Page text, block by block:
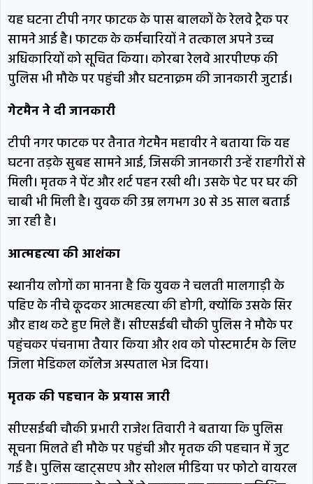
का हुआ चयन
यह घटना टीपी नगर फाटक के पास बालकों के रेलवे ट्रैक पर
सामने आई है। फाटक के कर्मचारियों ने तत्काल अपने उच्च
अधिकारियों को सूचित किया। कोरबा रेलवे आरपीएफ की
पुलिस भी मौके पर पहुंची और घटनाक्रम की जानकारी जुटाई।
गेटमैन ने दी जानकारी
टीपी नगर फाटक पर तैनात गेटमैन महावीर ने बताया कि यह
घटना तड़के सुबह सामने आई, जिसकी जानकारी उन्हें राहगीरों से
मिली। मृतक ने पेंट और शर्ट पहन रखी थी। उसके पेट पर घर की
चाबी भी मिली है। युवक की उम्र लगभग 30 से 35 साल बताई
जा रही है।
आत्महत्या की आशंका
स्थानीय लोगों का मानना है कि युवक ने चलती मालगाड़ी के
पहिए के नीचे कूदकर आत्महत्या की होगी, क्योंकि उसके सिर
और हाथ कटे हुए मिले हैं। सीएसईबी चौकी पुलिस ने मौके पर
पहुंचकर पंचनामा तैयार किया और शव को पोस्टमार्टम के लिए
जिला मेडिकल कॉलेज अस्पताल भेज दिया।
मृतक की पहचान के प्रयास जारी
सीएसईबी चौकी प्रभारी राजेश तिवारी ने बताया कि पुलिस
सूचना मिलते ही मौके पर पहुंची और मृतक की पहचान में जुट
गई है। पुलिस व्हाट्सएप और सोशल मीडिया पर फोटो वायरल